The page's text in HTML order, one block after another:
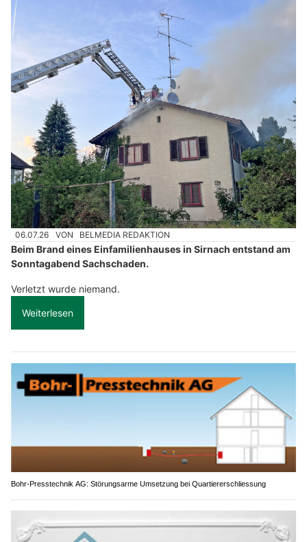
06.07.26 VON BELMEDIA REDAKTION
Beim Brand eines Einfamilienhauses in Sirnach entstand am
Sonntagabend Sachschaden.
Verletzt wurde niemand.
Weiterlesen
Bohr-Presstechnik AG: Störungsarme Umsetzung bei Quartiererschliessung